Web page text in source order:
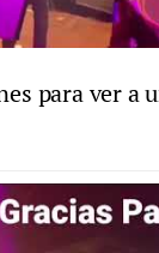
para ver